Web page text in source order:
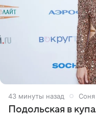
43 минуты назад
Подольская в